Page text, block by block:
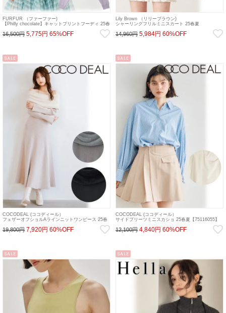
FURFUR （ファーファー)
【Philly chocolate】キャットプリントフーディ 25春
夏【RWCT251094】スウェット・パーカー 25sp
16,500円 5,775円 65%OFF
Lily Brown （リリーブラウン)
シャーリングフリルミニスカート 25春夏
14,960円 5,984円 60%OFF
SALE
COCODEAL (ココディール）
フェザーオフショルAラインニットワンピース 25春
19,800円 7,920円 60%OFF
SALE
COCODEAL (ココディール）
サイドプリーツミニスカショ 25春夏【75116055】
12,100円 4,840円 60%OFF
SALE SALE